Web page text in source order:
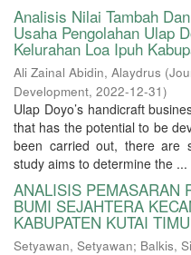
Analisis Nilai Tambah
Usaha Pengolahan Ulap
Kelurahan Loa Ipuh
Ali Zainal Abidin, Alaydrus (
Development, 2022-12-31)
Ulap Doyo’s handicraft
that has the potential to be
been carried out, there are
study aims to determine the ...
ANALISIS PEMASARAN
BUMI SEJAHTERA
KABUPATEN KUTAI
Setyawan, Setyawan; Balkis,